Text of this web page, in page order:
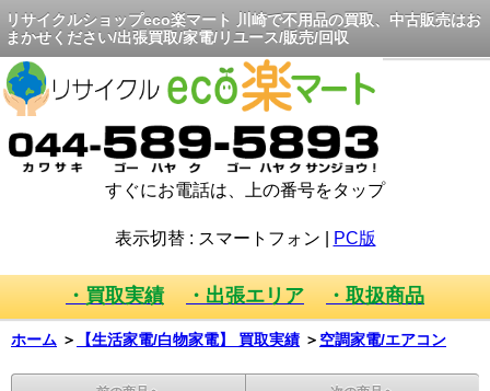
リサイクルショップeco楽マート 川崎で不用品の買取、中古販売はお
まかせください/出張買取/家電/リユース/販売/回収
すぐにお電話は、上の番号をタップ
表示切替 : スマートフォン PC版
・買取実績 ・出張エリア ・取扱商品
ホーム ＞ 【生活家電/白物家電】 買取実績 ＞ 空調家電/エアコン